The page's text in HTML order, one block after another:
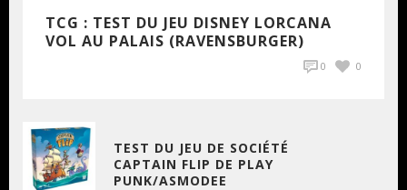
TCG : TEST DU JEU DISNEY LORCANA
VOL AU PALAIS (RAVENSBURGER)
0 0
TEST DU JEU DE SOCIÉTÉ
CAPTAIN FLIP DE PLAY
PUNK/ASMODEE